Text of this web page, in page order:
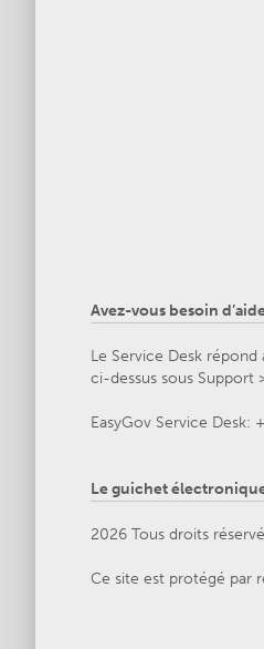
Avez-vous besoin
Le Service Desk
ci-dessus sous Support
EasyGov Service Desk:
Le guichet
2026 Tous droits
Ce site est protégé par